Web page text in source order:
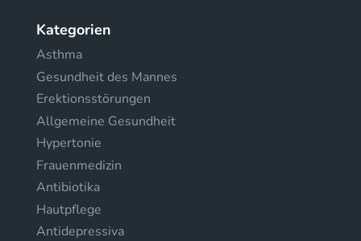
Kategorien
Asthma
Gesundheit des Mannes
Erektionsstörungen
Allgemeine Gesundheit
Hypertonie
Frauenmedizin
Antibiotika
Hautpflege
Antidepressiva